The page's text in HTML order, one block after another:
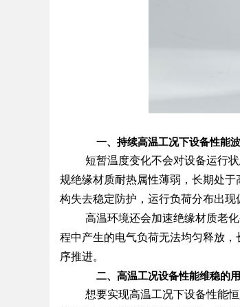
一、持续高温工况下设备性能
短暂温度变化不会对设备运行
规绝缘材质耐热属性薄弱，长期处
构失去稳定防护，运行负荷分布出现
高温环境还会加速绝缘材质老
程中产生的电气负荷无法均匀释放
序推进。
二、高温工况设备性能维稳的
想要实现高温工况下设备性能